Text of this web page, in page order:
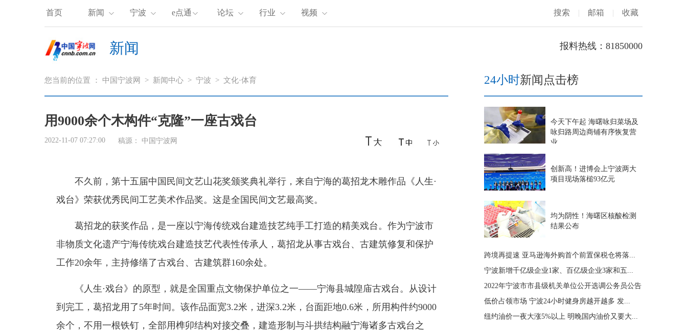
首页 新闻 宁波 e点通 论坛 行业 视频 搜索 | 邮箱 | 收藏
新闻 报料热线：81850000
您当前的位置 ： 中国宁波网 > 新闻中心 > 宁波 > 文化·体育
用9000余个木构件“克隆”一座古戏台
2022-11-07 07:27:00 稿源： 中国宁波网
不久前，第十五届中国民间文艺山花奖颁奖典礼举行，来自宁海的葛招龙木雕作品《人生·
戏台》荣获优秀民间工艺美术作品奖。这是全国民间文艺最高奖。
葛招龙的获奖作品，是一座以宁海传统戏台建造技艺纯手工打造的精美戏台。作为宁波市
非物质文化遗产宁海传统戏台建造技艺代表性传承人，葛招龙从事古戏台、古建筑修复和保护
工作20余年，主持修缮了古戏台、古建筑群160余处。
《人生·戏台》的原型，就是全国重点文物保护单位之一——宁海县城隍庙古戏台。从设计
到完工，葛招龙用了5年时间。该作品面宽3.2米，进深3.2米，台面距地0.6米，所用构件约9000
余个，不用一根铁钉，全部用榫卯结构对接交叠，建造形制与斗拱结构融宁海诸多古戏台之
24小时新闻点击榜
今天下午起 海曙咏归菜场及
咏归路周边商铺有序恢复营
业
创新高！进博会上宁波两大
项目现场落槌93亿元
均为阴性！海曙区核酸检测
结果公布
跨境再提速 亚马逊海外购首个前置保税仓将落...
宁波新增千亿级企业1家、百亿级企业3家和五...
2022年宁波市市县级机关单位公开选调公务员公告
低价占领市场 宁波24小时健身房越开越多 发...
纽约油价一夜大涨5%以上 明晚国内油价又要大...